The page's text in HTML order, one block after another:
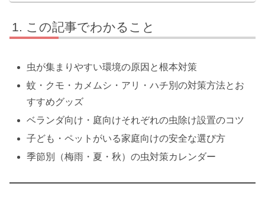
この記事でわかること
虫が集まりやすい環境の原因と根本対策
蚊・クモ・カメムシ・アリ・ハチ別の対策方法とお
すすめグッズ
ベランダ向け・庭向けそれぞれの虫除け設置のコツ
子ども・ペットがいる家庭向けの安全な選び方
季節別（梅雨・夏・秋）の虫対策カレンダー